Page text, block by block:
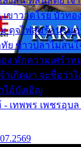
ขาวาดโรย บัวท
ดุจไฟสุมร้อนรุมอุ
ย ข้าวปลาไม่สนใ
ง พักความเศร้าห
จ้าเกิดมา จะชื่อว่า
ไอ้บังเอิญ
- เทพพร เพชรอุบ